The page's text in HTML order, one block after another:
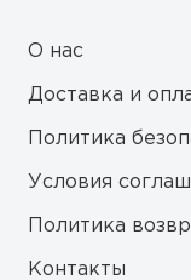
О нас
Доставка и
Политика
Условия
Политика
Контакты